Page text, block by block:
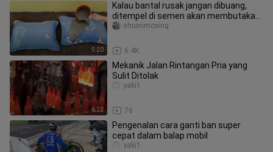
5:20
Kalau bantal rusak jangan dibuang,
ditempel di semen akan membutakan
mata tetangga sebelah.
6.4K
shuinimoxing
6:22
Mekanik Jalan Rintangan Pria yang
Sulit Ditolak
76
yaki1
Pengenalan cara ganti ban super
cepat dalam balap mobil
yaki1